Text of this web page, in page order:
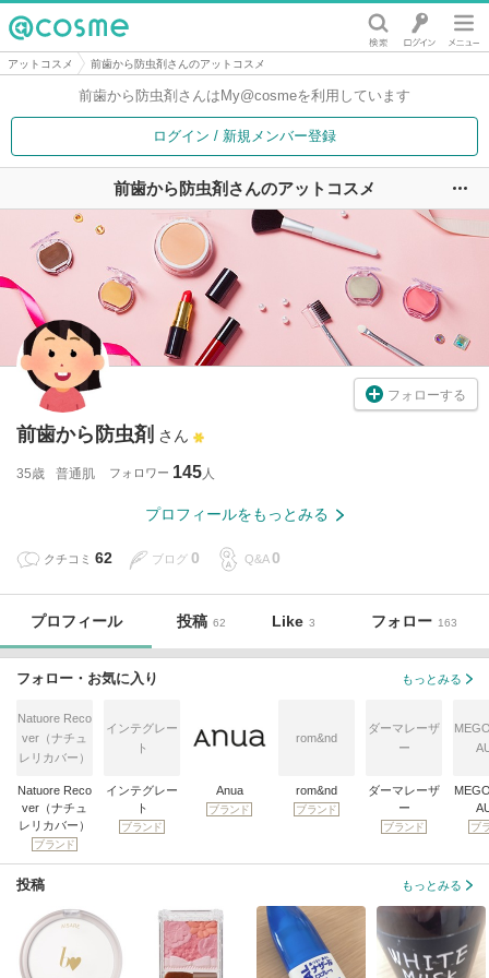
@cosme
アットコスメ 前歯から防虫剤さんのアットコスメ
前歯から防虫剤さんは My@cosmeを利用しています
ログイン / 新規メンバー登録
前歯から防虫剤さんのアットコスメ
フォローする
前歯から防虫剤 さん
35歳 普通肌 フォロワー 145
プロフィールをもっとみる
クチコミ 62 ブログ 0 Q&A 0
プロフィール 投稿 62 Like 3 フォロー 163
フォロー・お気に入り もっとみる
Natuore Reco
ver（ナチュ
レリカバー）
Natuore Reco
ver（ナチュ
レリカバー）
ブランド
インテグレー
ト
インテグレー
ト
ブランド
Anua
ブランド
rom&nd
rom&nd
ブランド
ダーマレーザ
ー
ダーマレーザ
ー
ブランド ブ
投稿 もっとみる